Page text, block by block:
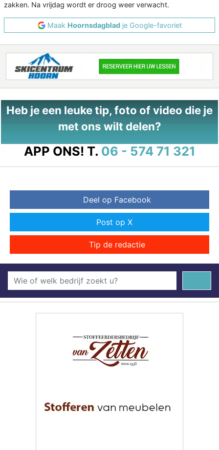
zakken. Na vrijdag wordt er droog weer verwacht.
Maak Hoornsdagbladje Google-favoriet
Heb je een leuke tip, foto of video die je
met ons wilt delen?
APP ONS! T. 06 - 574 71 321
Deel op Facebook
Post op X
Tip de redactie